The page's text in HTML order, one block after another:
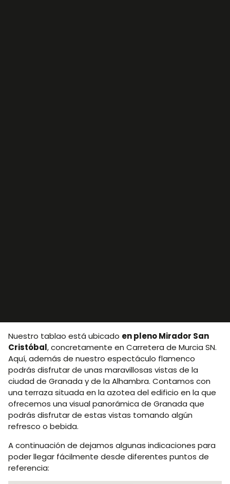
Nuestro tablao está ubicado en pleno Mirador San
Cristóbal, concretamente en Carretera de Murcia SN.
Aquí, además de nuestro espectáculo flamenco
podrás disfrutar de unas maravillosas vistas de la
ciudad de Granada y de la Alhambra. Contamos con
una terraza situada en la azotea del edificio en la que
ofrecemos una visual panorámica de Granada que
podrás disfrutar de estas vistas tomando algún
refresco o bebida.
A continuación de dejamos algunas indicaciones para
poder llegar fácilmente desde diferentes puntos de
referencia: